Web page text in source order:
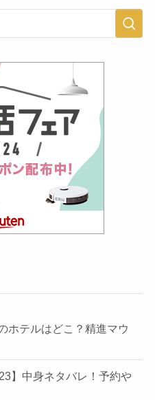
ホテルはどこ？精進マウ
】中身ネタバレ！予約や